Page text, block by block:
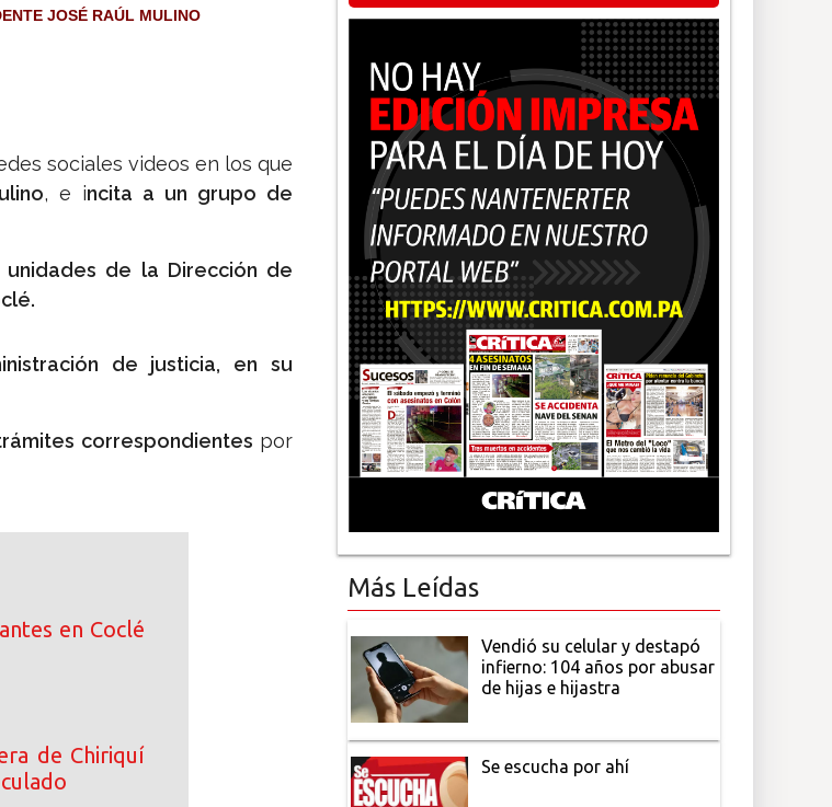
JOSÉ RAÚL MULINO
sociales videos en los que
, e incita a un grupo de
de la Dirección de
de justicia, en su
correspondientes por
en Coclé
de Chiriquí
Más Leídas
Vendió su celular y destapó
infierno: 104 años por abusar
de hijas e hijastra
Se escucha por ahí